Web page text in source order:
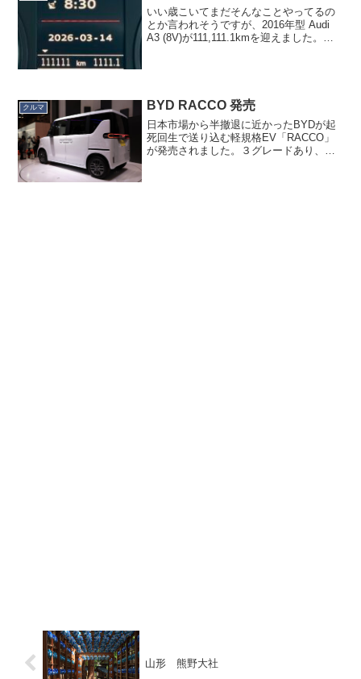
いい歳こいてまだそんなことやってるの
とか言われそうですが、2016年型 Audi
A3 (8V)が111,111.1kmを迎えました。画
クルマ BYD RACCO 発売
日本市場から半撤退に近かったBYDが起
死回生で送り込む軽規格EV「RACCO」
が発売されました。３グレードあり、価
山形 熊野大社